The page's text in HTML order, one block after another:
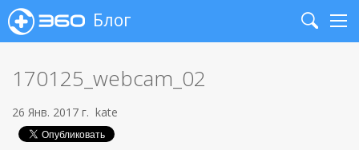
Блог
Search
170125_webcam_02
26 Янв. 2017 г. kate